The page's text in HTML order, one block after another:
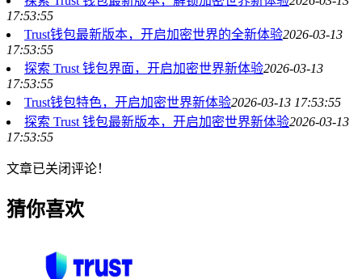
17:53:55
Trust钱包最新版本，开启加密世界的全新体验2026-03-13
17:53:55
探索 Trust 钱包界面，开启加密世界新体验2026-03-13
17:53:55
Trust钱包特色，开启加密世界新体验2026-03-13 17:53:55
探索 Trust 钱包最新版本，开启加密世界新体验2026-03-13
17:53:55
文章已关闭评论！
猜你喜欢